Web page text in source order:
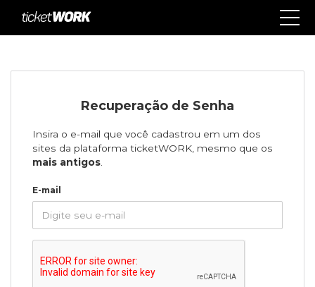
Recuperação de Senha
Insira o e-mail que você cadastrou em um dos
sites da plataforma ticketWORK, mesmo que os
mais antigos
E-mail